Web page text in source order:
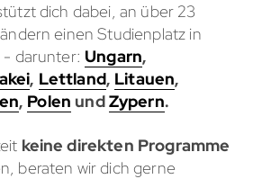
dich dabei, an über 23
einen Studienplatz in
- darunter: Ungarn,
, Lettland, Litauen,
, Polen undZypern.
keine direkten Programme
beraten wir dich gerne